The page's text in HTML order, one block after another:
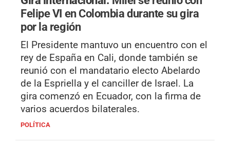
Felipe VI en Colombia durante su gira
por la región
El Presidente mantuvo un encuentro con el
rey de España en Cali, donde también se
reunió con el mandatario electo Abelardo
de la Espriella y el canciller de Israel. La
gira comenzó en Ecuador, con la firma de
varios acuerdos bilaterales.
POLÍTICA